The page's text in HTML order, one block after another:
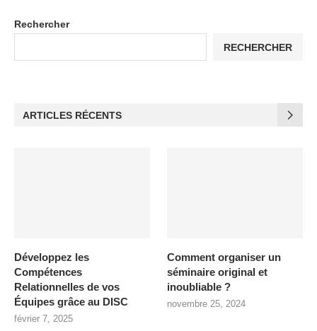
Rechercher
RECHERCHER
ARTICLES RÉCENTS
Développez les
Compétences
Relationnelles de vos
Équipes grâce au DISC
février 7, 2025
Comment organiser un
séminaire original et
inoubliable ?
novembre 25, 2024